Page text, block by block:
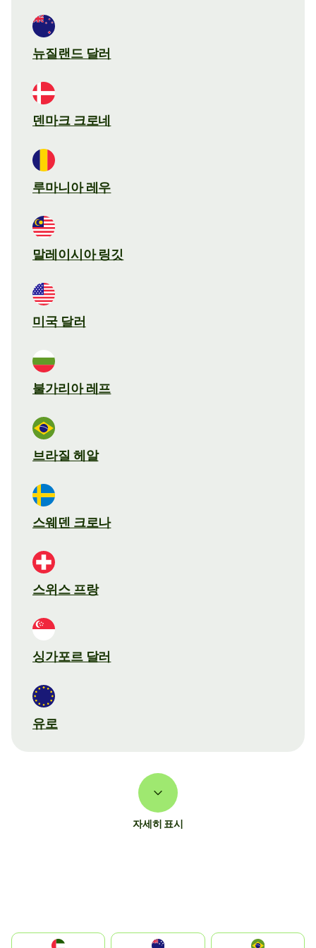
뉴질랜드 달러
덴마크 크로네
루마니아 레우
말레이시아 링깃
미국 달러
불가리아 레프
브라질 헤알
스웨덴 크로나
스위스 프랑
싱가포르 달러
유로
자세히 표시